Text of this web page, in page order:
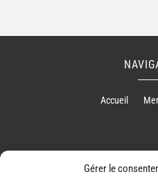
Gérer le
Accueil